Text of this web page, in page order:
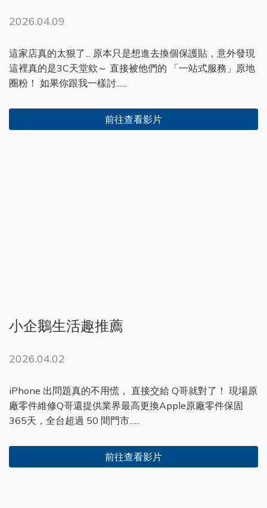
2026.04.09
這家店真的太狠了... 原本只是想進去換個保護貼，意外發現
這裡真的是3C天堂欸～ 直接被他們的 「一站式服務」原地
圈粉！ 如果你跟我一樣討......
前往查看影片
小企鵝生活趣推薦
2026.04.02
iPhone 出問題真的不用慌， 直接交給 Q哥就對了！ 現場原
廠零件維修Q哥還提供業界最高更換Apple原廠零件保固
365天，全台超過 50 間門市......
前往查看影片